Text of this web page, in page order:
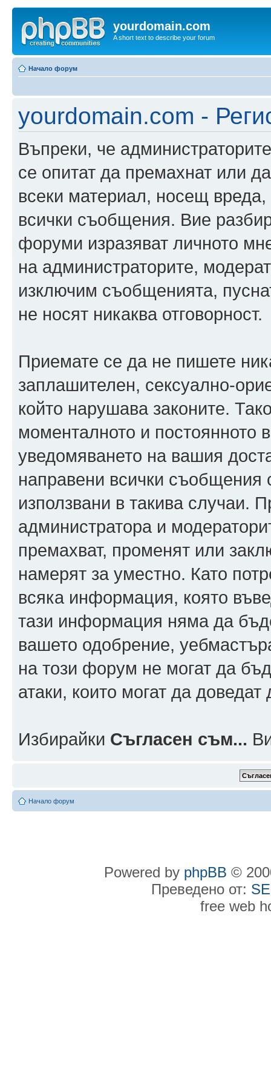
yourdomain.com
A short text to describe your forum
Начало форум
yourdomain.com -
Въпреки, че
се опитат да премахнат или
всеки материал, носещ
всички съобщения. Вие
форуми изразяват личното
на администраторите,
изключим съобщенията,
не носят никаква отговорност.
Приемате се да не пишете
заплашителен, сексуално-
който нарушава законите.
моменталното и постоянното
уведомяването на вашия
направени всички съобщения
използвани в такива случаи.
администратора и
премахват, променят или
намерят за уместно. Като
всяка информация, която
тази информация няма да
вашето одобрение,
на този форум не могат да
атаки, които могат да
Избирайки Съгласен съм...
Начало форум
Powered by phpBB ©
Преведено от:
free web